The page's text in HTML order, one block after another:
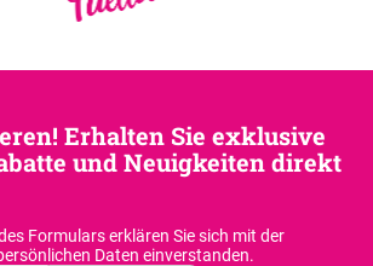
Erhalten Sie exklusive
und Neuigkeiten direkt
Formulars erklären Sie sich mit der
Daten einverstanden.